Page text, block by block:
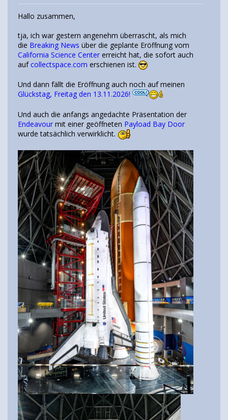
Hallo zusammen,
tja, ich war gestern angenehm überrascht, als mich
die Breaking News über die geplante Eröffnung vom
California Science Center erreicht hat, die sofort auch
aufcollectspace.com erschienen ist.
Und dann fällt die Eröffnung auch noch auf meinen
Glückstag, Freitag den 13.11.2026!
Und auch die anfangs angedachte Präsentation der
Endeavour mit einer geöffneten Payload Bay Door
wurde tatsächlich verwirklicht.